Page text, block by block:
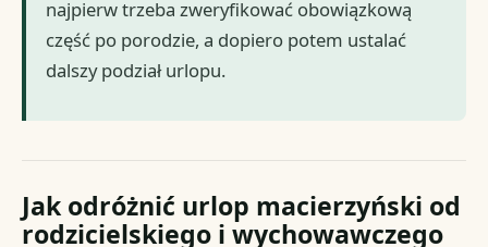
najpierw trzeba zweryfikować obowiązkową
część po porodzie, a dopiero potem ustalać
dalszy podział urlopu.
Jak odróżnić urlop macierzyński od
rodzicielskiego i wychowawczego